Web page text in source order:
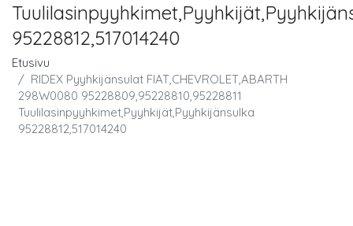
95228812,517014240
Etusivu
RIDEX Pyyhkijänsulat FIAT,CHEVROLET,ABARTH
298W0080 95228809,95228810,95228811
Tuulilasinpyyhkimet,Pyyhkijät,Pyyhkijänsulka
95228812,517014240